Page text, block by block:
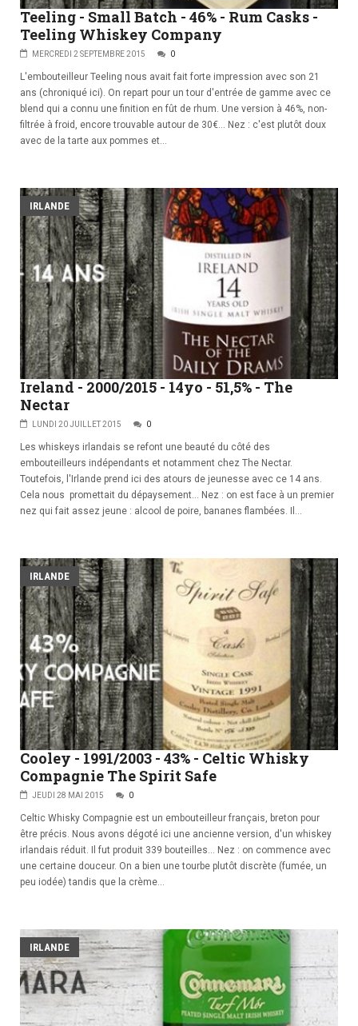
Teeling - Small Batch - 46% - Rum Casks -
Teeling Whiskey Company
MERCREDI 2 SEPTEMBRE 2015 0
L'embouteilleur Teeling nous avait fait forte impression avec son 21
ans (chroniqué ici). On repart pour un tour d'entrée de gamme avec ce
blend qui a connu une finition en fût de rhum. Une version à 46%, non-
filtrée à froid, encore trouvable autour de 30€... Nez : c'est plutôt doux
avec de la tarte aux pommes et...
IRLANDE
Ireland - 2000/2015 - 14yo - 51,5% - The
Nectar
LUNDI 20 JUILLET 2015 0
Les whiskeys irlandais se refont une beauté du côté des
embouteilleurs indépendants et notamment chez The Nectar.
Toutefois, l'Irlande prend ici des atours de jeunesse avec ce 14 ans.
Cela nous promettait du dépaysement… Nez : on est face à un premier
nez qui fait assez jeune : alcool de poire, bananes flambées. Il...
IRLANDE
Cooley - 1991/2003 - 43% - Celtic Whisky
Compagnie The Spirit Safe
JEUDI 28 MAI 2015 0
Celtic Whisky Compagnie est un embouteilleur français, breton pour
être précis. Nous avons dégoté ici une ancienne version, d'un whiskey
irlandais réduit. Il fut produit 339 bouteilles... Nez : on commence avec
une certaine douceur. On a bien une tourbe plutôt discrète (fumée, un
peu iodée) tandis que la crème...
IRLANDE